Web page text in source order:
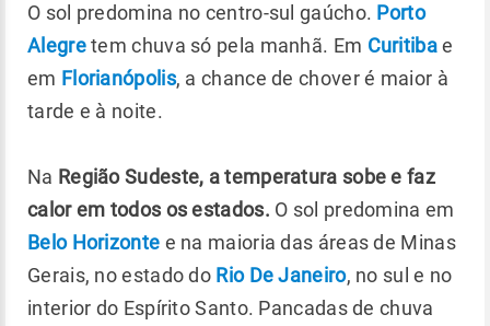
O sol predomina no centro-sul gaúcho. Porto
Alegretem chuva só pela manhã. Em Curitibae
em Florianópolis, a chance de chover é maior à
tarde e à noite.
Na Região Sudeste, a temperatura sobe e faz
calor em todos os estados. O sol predomina em
Belo Horizonte e na maioria das áreas de Minas
Gerais, no estado do Rio De Janeiro, no sul e no
interior do Espírito Santo. Pancadas de chuva